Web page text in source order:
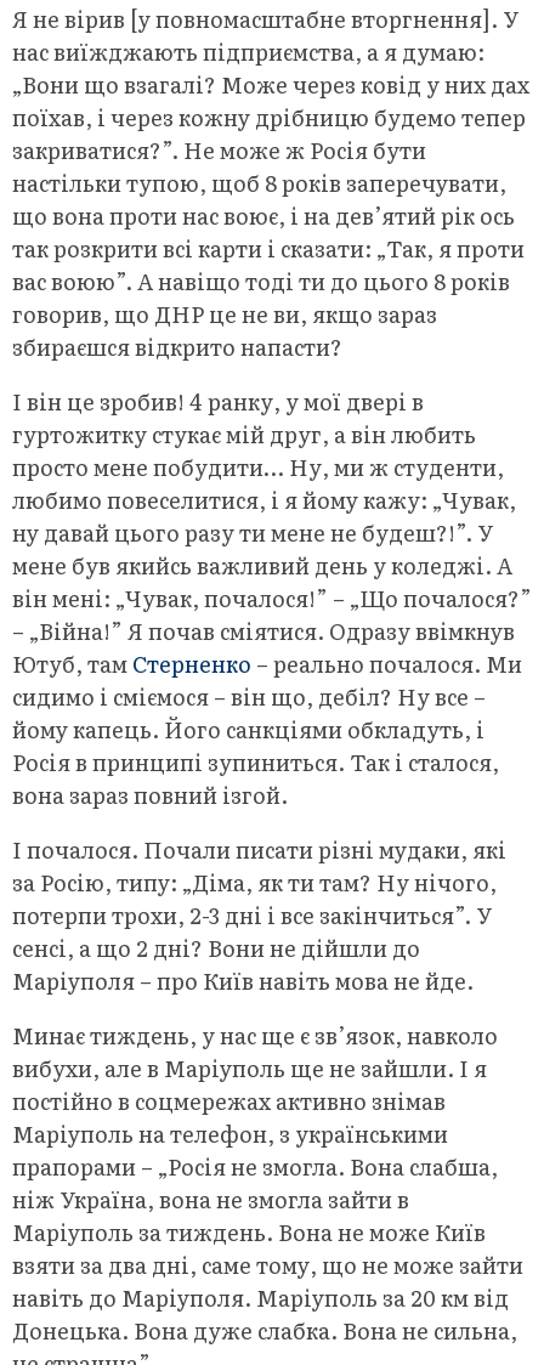
Я не вірив [у повномасштабне вторгнення]. У
нас виїжджають підприємства, а я думаю:
„Вони що взагалі? Може через ковід у них дах
поїхав, і через кожну дрібницю будемо тепер
закриватися?”. Не може ж Росія бути
настільки тупою, щоб 8 років заперечувати,
що вона проти нас воює, і на дев’ятий рік ось
так розкрити всі карти і сказати: „Так, я проти
вас воюю”. А навіщо тоді ти до цього 8 років
говорив, що ДНР це не ви, якщо зараз
збираєшся відкрито напасти?
І він це зробив! 4 ранку, у мої двері в
гуртожитку стукає мій друг, а він любить
просто мене побудити… Ну, ми ж студенти,
любимо повеселитися, і я йому кажу: „Чувак,
ну давай цього разу ти мене не будеш?!”. У
мене був якийсь важливий день у коледжі. А
він мені: „Чувак, почалося!” – „Що почалося?”
– „Війна!” Я почав сміятися. Одразу ввімкнув
Ютуб, тамСтерненко – реально почалося. Ми
сидимо і сміємося – він що, дебіл? Ну все –
йому капець. Його санкціями обкладуть, і
Росія в принципі зупиниться. Так і сталося,
вона зараз повний ізгой.
І почалося. Почали писати різні мудаки, які
за Росію, типу: „Діма, як ти там? Ну нічого,
потерпи трохи, 2-3 дні і все закінчиться”. У
сенсі, а що 2 дні? Вони не дійшли до
Маріуполя – про Київ навіть мова не йде.
Минає тиждень, у нас ще є зв’язок, навколо
вибухи, але в Маріуполь ще не зайшли. І я
постійно в соцмережах активно знімав
Маріуполь на телефон, з українськими
прапорами – „Росія не змогла. Вона слабша,
ніж Україна, вона не змогла зайти в
Маріуполь за тиждень. Вона не може Київ
взяти за два дні, саме тому, що не може зайти
навіть до Маріуполя. Маріуполь за 20 км від
Донецька. Вона дуже слабка. Вона не сильна,